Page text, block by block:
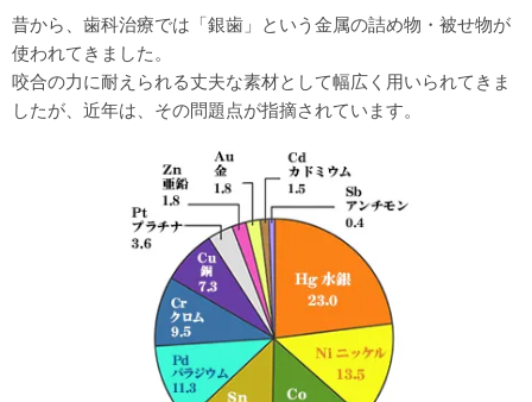
昔から、歯科治療では「銀歯」という金属の詰め物・被せ物が
使われてきました。
咬合の力に耐えられる丈夫な素材として幅広く用いられてきま
したが、近年は、その問題点が指摘されています。